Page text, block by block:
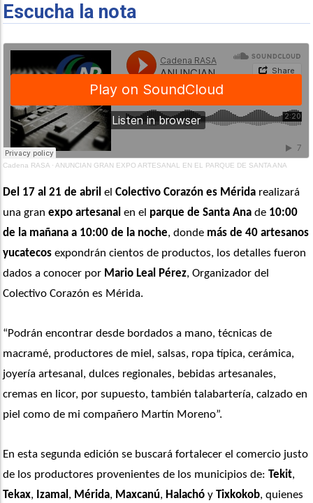
Escucha la nota
Cadena RASA ·ANUNCIAN GRAN EXPO ARTESANAL EN EL PARQUE DE SANTA ANA
Del 17 al 21 de abril el Colectivo Corazón es Mérida realizará
una gran expo artesanal en el parque de Santa Ana de 10:00
de la mañana a 10:00 de la noche, donde más de 40 artesanos
yucatecos expondrán cientos de productos, los detalles fueron
dados a conocer por Mario Leal Pérez, Organizador del
Colectivo Corazón es Mérida.
“Podrán encontrar desde bordados a mano, técnicas de
macramé, productores de miel, salsas, ropa típica, cerámica,
joyería artesanal, dulces regionales, bebidas artesanales,
cremas en licor, por supuesto, también talabartería, calzado en
piel como de mi compañero Martín Moreno”.
En esta segunda edición se buscará fortalecer el comercio justo
de los productores provenientes de los municipios de: Tekit
Tekax, Izamal, Mérida, Maxcanú, Halachó y Tixkokob, quienes